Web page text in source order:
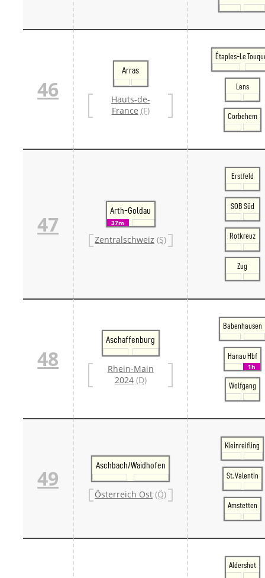
46
Arras
Hauts-de-
France (F)
Étaples-Le
Lens
Corbehem
47
Arth-Goldau
37m
Zentralschweiz (S)
Erstfeld
SOB Süd
Rotkreuz
Zug
48
Aschaffenburg
Rhein-Main
2024 (D)
Babenhausen
Hanau Hbf
1h
Wolfgang
49
Aschbach/Waidhofen
Österreich Ost (Ö)
Kleinreifling
St. Valentin
Amstetten
Aldershot